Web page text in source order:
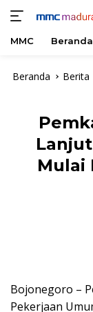
MMC Beranda
Beranda Berita
Mulai
Bojonegoro –
Pekerjaan